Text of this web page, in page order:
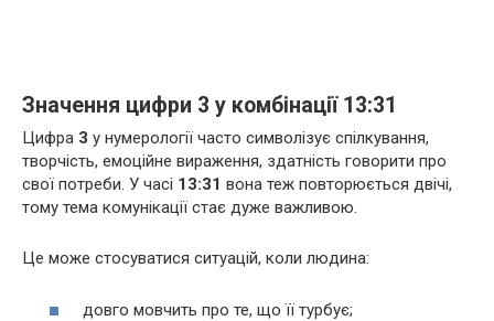
Значення цифри 3 у комбінації 13:31
Цифра 3 у нумерології часто символізує спілкування,
творчість, емоційне вираження, здатність говорити про
свої потреби. У часі 13:31 вона теж повторюється двічі,
тому тема комунікації стає дуже важливою.
Це може стосуватися ситуацій, коли людина:
довго мовчить про те, що її турбує;